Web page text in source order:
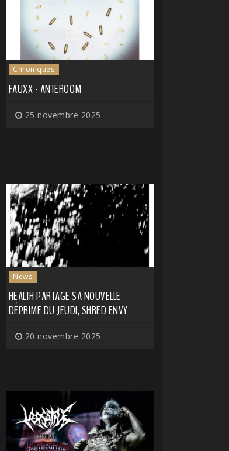
Chroniques
FAUXX - ANTEROOM
25 novembre 2025
News
HEALTH PARTAGE SA NOUVELLE
DÉPRIME DU JEUDI, SHRED ENVY
20 novembre 2025